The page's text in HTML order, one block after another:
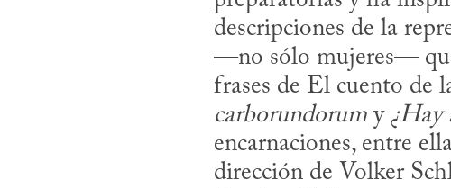
descripciones de la
—no sólo mujeres—
frases de El cuento de
carborundorum y ¿Hay
encarna­ciones, entre
dirección de Volker